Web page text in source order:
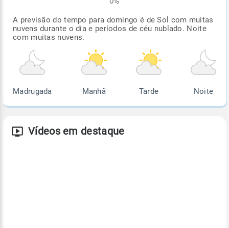
A previsão do tempo para domingo é de Sol com muitas
nuvens durante o dia e períodos de céu nublado. Noite
com muitas nuvens.
Madrugada Manhã Tarde Noite
Vídeos em destaque